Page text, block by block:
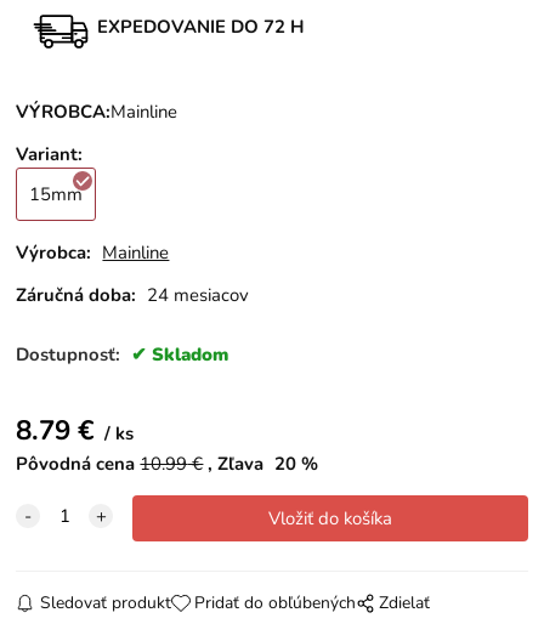
EXPEDOVANIE DO 72 H
VÝROBCA:Mainline
Variant:
15mm
Výrobca: Mainline
Záručná doba: 24 mesiacov
Dostupnosť: Skladom
8.79€
ks
Pôvodná cena 10.99€ Zľava 20 %
Sledovať produkt Pridať do obľúbených Zdielať